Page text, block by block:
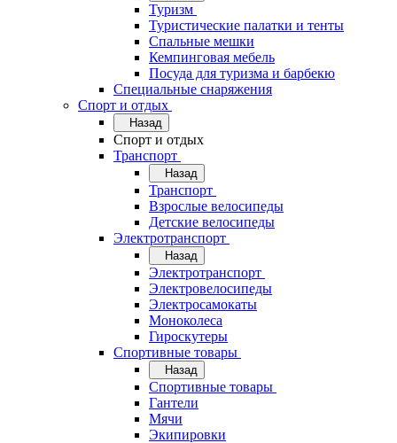
Туризм
Туристические палатки и тенты
Спальные мешки
Кемпинговая мебель
Посуда для туризма и барбекю
Специальные снаряжения
Спорт и отдых
Назад
Спорт и отдых
Транспорт
Назад
Транспорт
Взрослые велосипеды
Детские велосипеды
Электротранспорт
Назад
Электротранспорт
Электровелосипеды
Электросамокаты
Моноколеса
Гироскутеры
Спортивные товары
Назад
Спортивные товары
Гантели
Мячи
Экипировки